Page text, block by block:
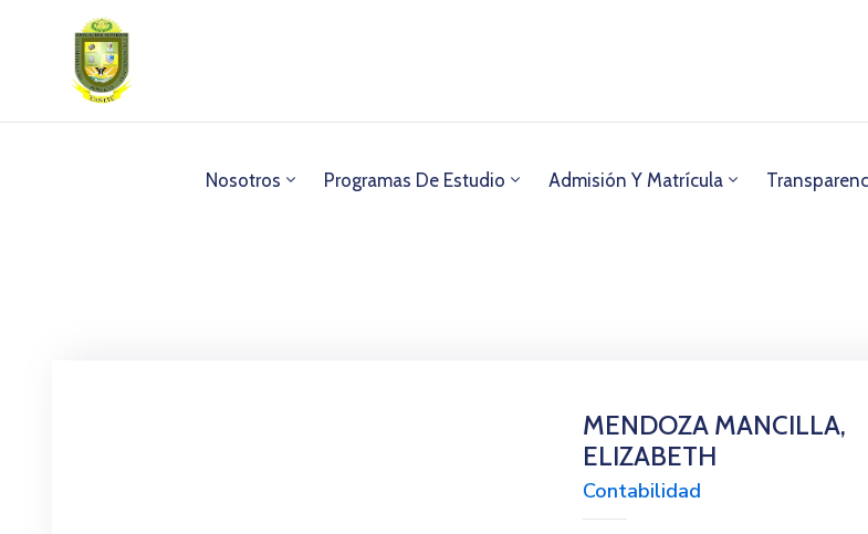
Nosotros Programas De Estudio Admisión Y Matrícula
MENDOZA MANCILLA,
ELIZABETH
Contabilidad